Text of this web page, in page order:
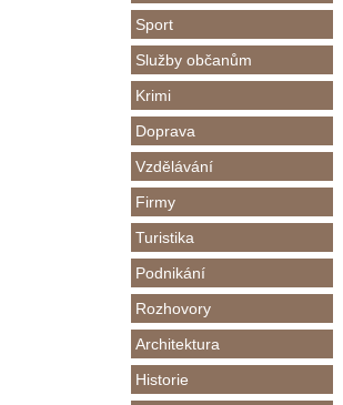
Sport
Služby občanům
Krimi
Doprava
Vzdělávání
Firmy
Turistika
Podnikání
Rozhovory
Architektura
Historie